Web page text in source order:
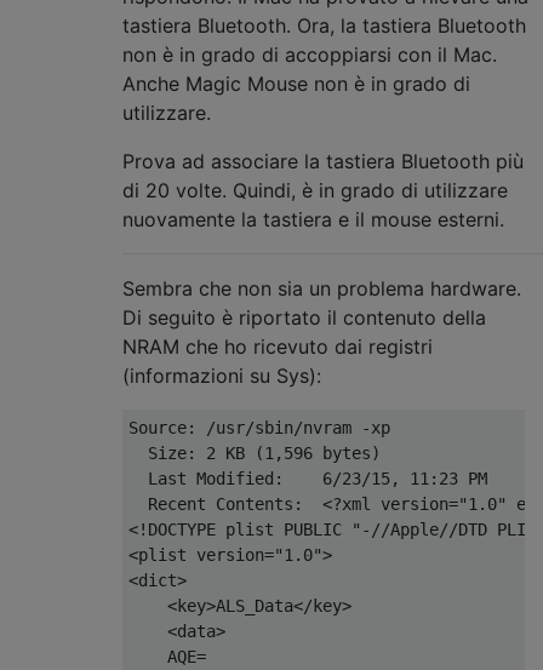
tastiera Bluetooth. Ora, la tastiera Bluetooth
non è in grado di accoppiarsi con il Mac.
Anche Magic Mouse non è in grado di
utilizzare.
Prova ad associare la tastiera Bluetooth più
di 20 volte. Quindi, è in grado di utilizzare
nuovamente la tastiera e il mouse esterni.
Sembra che non sia un problema hardware.
Di seguito è riportato il contenuto della
NRAM che ho ricevuto dai registri
(informazioni su Sys):
Source: /usr/sbin/nvram -xp
  Size: 2 KB (1,596 bytes)
  Last Modified:    6/23/15, 11:23 PM
Recent Contents:  <?xml version="1.0"
<!DOCTYPE plist PUBLIC "-//Apple//DTD
<plist version="1.0">
<dict>
    <key>ALS_Data</key>
    <data>
    AQE=